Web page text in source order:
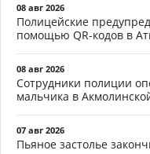
08 авг 2026
Полицейские
помощью QR-кодов в
08 авг 2026
Сотрудники полиции
мальчика в
07 авг 2026
Пьяное застолье